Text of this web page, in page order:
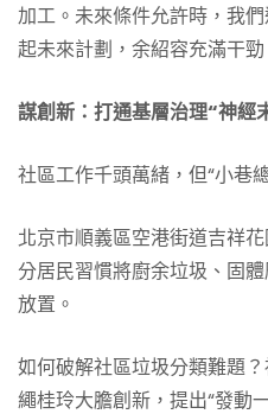
加工。未來條件允許時，我
起未來計劃，余紹容充滿干勁
謀創新：打通基層治理“神經
社區工作千頭萬緒，但“小巷
北京市順義區空港街道吉祥
分居民習慣將廚余垃圾、固
放置。
如何破解社區垃圾分類難題
繩桂玲大膽創新，提出“發動